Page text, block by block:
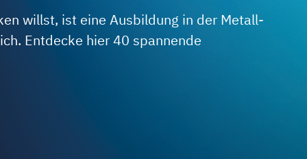
willst, ist eine Ausbildung in der Metall-
Entdecke hier 40 spannende